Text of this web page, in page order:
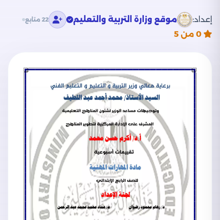
إعداد: موقع وزارة التربية والتعليم 22 متابع
0 من 5